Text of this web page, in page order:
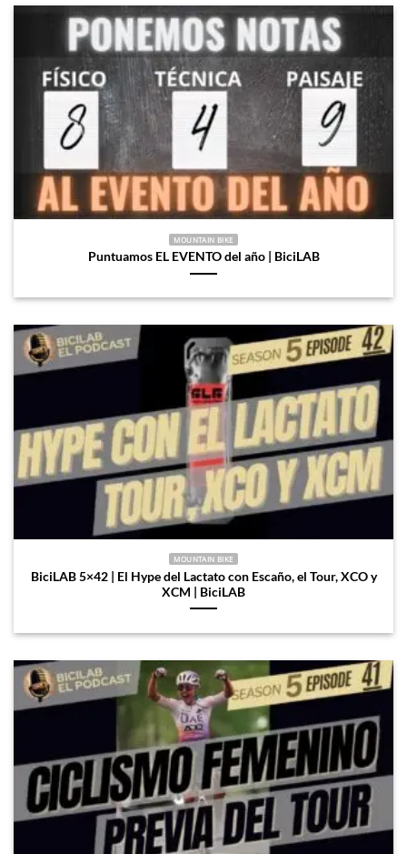
MOUNTAIN BIKE
Puntuamos EL EVENTO del año | BiciLAB
MOUNTAIN BIKE
BiciLAB 5×42 | El Hype del Lactato con Escaño, el Tour, XCO y
XCM | BiciLAB